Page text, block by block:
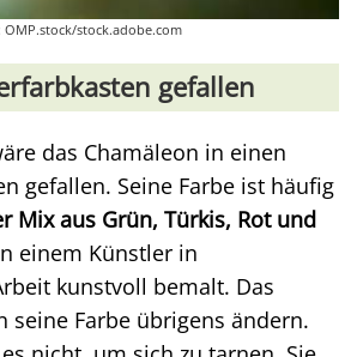
stock.adobe.com
gefallen
das Chamäleon in einen
gefallen. Seine Farbe ist häufig
Mix aus Grün, Türkis, Rot und
einem Künstler in
kunstvoll bemalt. Das
seine Farbe übrigens ändern.